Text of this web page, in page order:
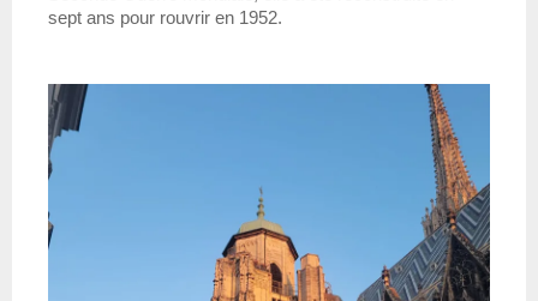
sept ans pour rouvrir en 1952.